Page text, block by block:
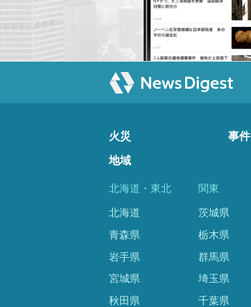
火災 事件
地域
北海道・東北
北海道
青森県
岩手県
宮城県
秋田県
関東
茨城県
栃木県
群馬県
埼玉県
千葉県